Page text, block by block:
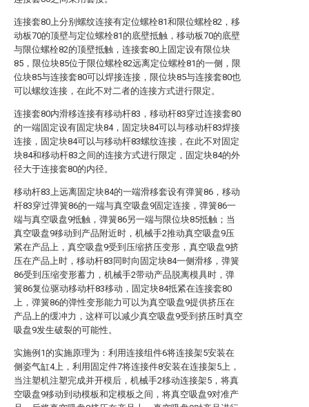
连接套80上分别螺纹连接有定位螺栓81和限位螺栓82，移
动板70的顶壁与定位螺栓81的底壁抵触，移动板70的底壁
与限位螺栓82的顶壁抵触，连接套80上固定设有限位块
85，限位块85位于限位螺栓82远离定位螺栓81的一侧，限
位块85与连接套80可以焊接连接，限位块85与连接套80也
可以螺纹连接，在此不对二者的连接方式进行限定。
连接套80内滑移连接有移动杆83，移动杆83穿过连接套80
的一端固定设有固定块84，固定块84可以与移动杆83焊接
连接，固定块84可以与移动杆83螺纹连接，在此不对固定
块84和移动杆83之间的连接方式进行限定，固定块84的外
径大于连接套80的内径。
移动杆83上远离固定块84的一端滑移套设有弹簧86，移动
杆83穿过弹簧86的一端与真空吸盘9固定连接，弹簧86一
端与真空吸盘9抵触，弹簧86另一端与限位块85抵触；当
真空吸盘9移动到产品附近时，机械手2推动真空吸盘9压
紧在产品上，真空吸盘9受到压缩挤压变形，真空吸盘9挤
压在产品上时，移动杆83同时向固定块84一侧滑移，弹簧
86受到压缩变形蓄力，机械手2带动产品脱离模具时，弹
簧86复位驱动移动杆83移动，固定块84抵紧在连接套80
上，弹簧86的弹性变形能力可以为真空吸盘9提供挤压在
产品上的缓冲力，这样可以减少真空吸盘9受到挤压时真空
吸盘9发生破裂的可能性。
实施例1的实施原理为：利用连接组件6将连接架5安装在
侧姿气缸4上，利用固定件7将连接件8安装在连接架5上，
当注塑机注塑完成并开模后，机械手2移动连接架5，将真
空吸盘9移动到动模板和定模板之间，将真空吸盘9对准产